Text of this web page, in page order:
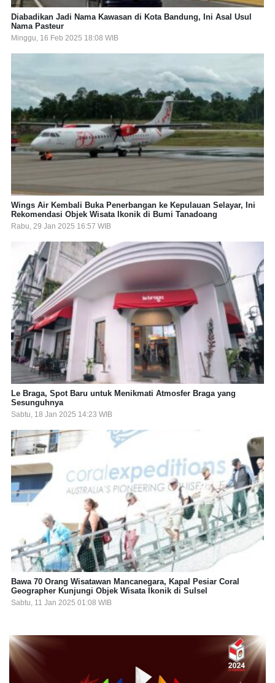
Diabadikan Jadi Nama Kawasan di Kota Bandung, Ini Asal Usul
Nama Pasteur
Minggu, 16 Feb 2025 18:08 WIB
Wings Air Kembali Buka Penerbangan ke Kepulauan Selayar, Ini
Rekomendasi Objek Wisata Ikonik di Bumi Tanadoang
Rabu, 29 Jan 2025 16:57 WIB
Le Braga, Spot Baru untuk Menikmati Atmosfer Braga yang
Sesunguhnya
Sabtu, 18 Jan 2025 14:23 WIB
Bawa 70 Orang Wisatawan Mancanegara, Kapal Pesiar Coral
Geographer Kunjungi Objek Wisata Ikonik di Sulsel
Sabtu, 11 Jan 2025 01:08 WIB